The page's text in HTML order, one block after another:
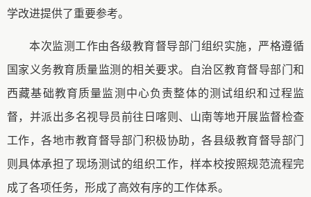
学改进提供了重要参考。
本次监测工作由各级教育督导部门组织实施，严格遵循
国家义务教育质量监测的相关要求。自治区教育督导部门和
西藏基础教育质量监测中心负责整体的测试组织和过程监
督，并派出多名视导员前往日喀则、山南等地开展监督检查
工作，各地市教育督导部门积极协助，各县级教育督导部门
则具体承担了现场测试的组织工作，样本校按照规范流程完
成了各项任务，形成了高效有序的工作体系。